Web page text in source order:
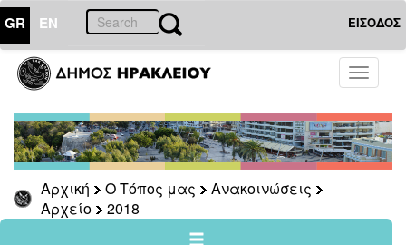
GR EN ΕΙΣΟΔΟΣ
Toggle
Αρχική Ο Τόπος μας
Ανακοινώσεις
Αρχείο
2018
ΤΟΠΟΣ
ΜΑΣ
Ανακοινώσεις
Αρχείο
2026
2025